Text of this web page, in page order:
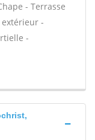
- Terrasse
-
-